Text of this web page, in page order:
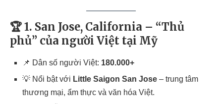
🏆 1. San Jose, California – “Thủ
phủ” của người Việt tại Mỹ
📌 Dân số người Việt: 180.000+
💡 Nổi bật với Little Saigon San Jose – trung tâm
thương mại, ẩm thực và văn hóa Việt.